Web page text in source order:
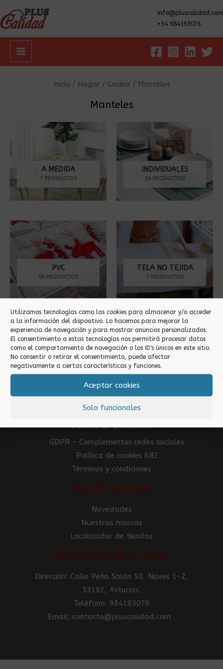
Utilizamos tecnologías como las cookies para almacenar y/o acceder
a la información del dispositivo. Lo hacemos para mejorar la
experiencia de navegación y para mostrar anuncios personalizados.
El consentimiento a estas tecnologías nos permitirá procesar datos
como el comportamiento de navegación o los ID's únicos en este sitio.
No consentir o retirar el consentimiento, puede afectar
negativamente a ciertas características y funciones.
Aceptar cookies
Solo funcionales
info@pluscalidad.com
+34 984193076
Main
Inicio / Hogar / Cocina / Manteles
Manteles
A MEDIDA
7 PRODUCTOS
INDIVIDUALES
34 PRODUCTOS
PVC
98 PRODUCTOS
TELA NO TEJIDA
7 PRODUCTOS
Contacto
Contacto
Expositores
Formulario para presupuesto
Mayorista de Bricolaje
Política de privacidad
GDPR – Complementos redes sociales
Política de cookies (UE)
Términos y condiciones
Nuestra empresa
Novedades
Nuestras marcas
Localizador de tiendas
Información de la tienda
Dirección: Calle Peña Salón 50, Naves 1-2,
33192, Asturias.
Teléfono: 984193076
Email: contacto@pluscalidad.com